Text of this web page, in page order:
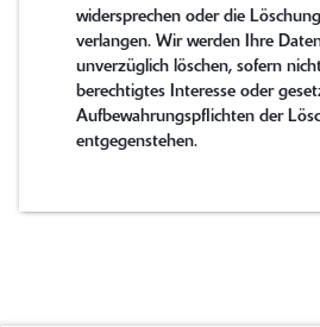
widersprechen oder die
verlangen. Wir werden Ihre
unverzüglich löschen, sofern
berechtigtes Interesse oder
Aufbewahrungspflichten der
entgegenstehen.